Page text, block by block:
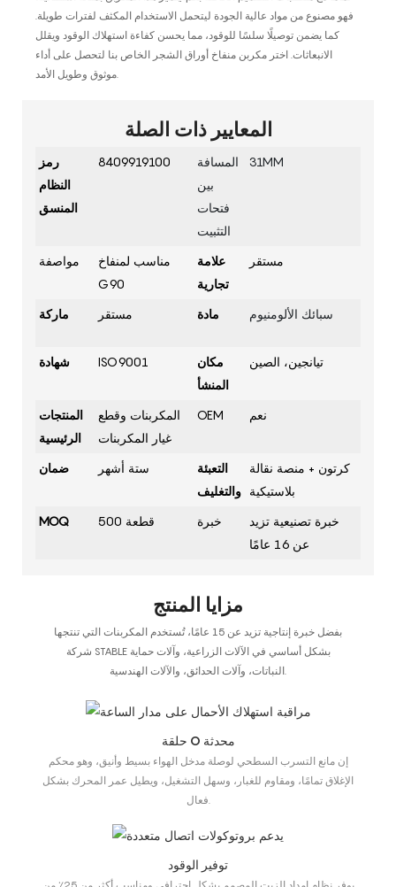
فهو مصنوع من مواد عالية الجودة ليتحمل الاستخدام المكثف لفترات طويلة.
كما يضمن توصيلًا سلسًا للوقود، مما يحسن كفاءة استهلاك الوقود ويقلل
الانبعاثات. اختر مكربن ​​منفاخ أوراق الشجر الخاص بنا لتحصل على أداء
موثوق وطويل الأمد.
المعايير ذات الصلة
رمز
النظام
المنسق
8409919100
المسافة
بين
فتحات
التثبيت
31MM
مواصفة
مناسب لمنفاخ
G90
علامة
تجارية
مستقر
ماركة مستقر مادة سبائك الألومنيوم
شهادة ISO9001
مكان
المنشأ
تيانجين، الصين
المنتجات
الرئيسية
المكربنات وقطع
غيار المكربنات
OEM نعم
ضمان ستة أشهر
التعبئة
والتغليف
كرتون + منصة نقالة
بلاستيكية
MOQ
500 قطعة خبرة
خبرة تصنيعية تزيد
عن 16 عامًا
مزايا المنتج
بفضل خبرة إنتاجية تزيد عن 15 عامًا، تُستخدم المكربنات التي تنتجها
شركة STABLE بشكل أساسي في الآلات الزراعية، وآلات حماية
حلقة O محدثة
إن مانع التسرب السطحي لوصلة مدخل الهواء بسيط وأنيق، وهو محكم
الإغلاق تمامًا، ومقاوم للغبار، وسهل التشغيل، ويطيل عمر المحرك بشكل
فعال.
توفير الوقود